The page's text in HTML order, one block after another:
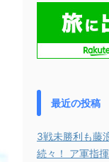
最近の投稿
3戦未勝利も藤
続々！ ア軍指